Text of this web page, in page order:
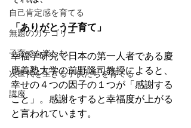
自己肯定感を育てる
無題のカテゴリー
子育てを楽しむ
次世代を生きる子供たちを育てる
講座
「ありがとう子育て」
幸福学研究で日本の第一人者である慶
應義塾大学の前野隆司教授によると、
幸せの４つの因子の１つが「感謝する
こと」。感謝をすると幸福度が上がる
と言われています。